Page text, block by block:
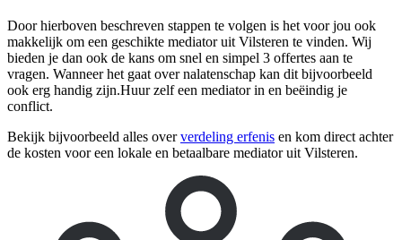
Door hierboven beschreven stappen te volgen is het voor jou ook
makkelijk om een geschikte mediator uit Vilsteren te vinden. Wij
bieden je dan ook de kans om snel en simpel 3 offertes aan te
vragen. Wanneer het gaat over nalatenschap kan dit bijvoorbeeld
ook erg handig zijn.Huur zelf een mediator in en beëindig je
conflict.
Bekijk bijvoorbeeld alles oververdeling erfenis en kom direct achter
de kosten voor een lokale en betaalbare mediator uit Vilsteren.